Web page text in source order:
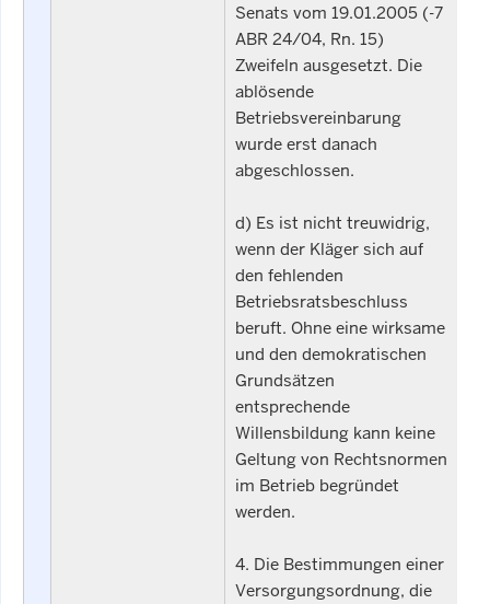
Senats vom 19.01.2005 (-7
ABR 24/04, Rn. 15)
Zweifeln ausgesetzt. Die
ablösende
Betriebsvereinbarung
wurde erst danach
abgeschlossen.
d) Es ist nicht treuwidrig,
wenn der Kläger sich auf
den fehlenden
Betriebsratsbeschluss
beruft. Ohne eine wirksame
und den demokratischen
Grundsätzen
entsprechende
Willensbildung kann keine
Geltung von Rechtsnormen
im Betrieb begründet
werden.
4. Die Bestimmungen einer
Versorgungsordnung, die